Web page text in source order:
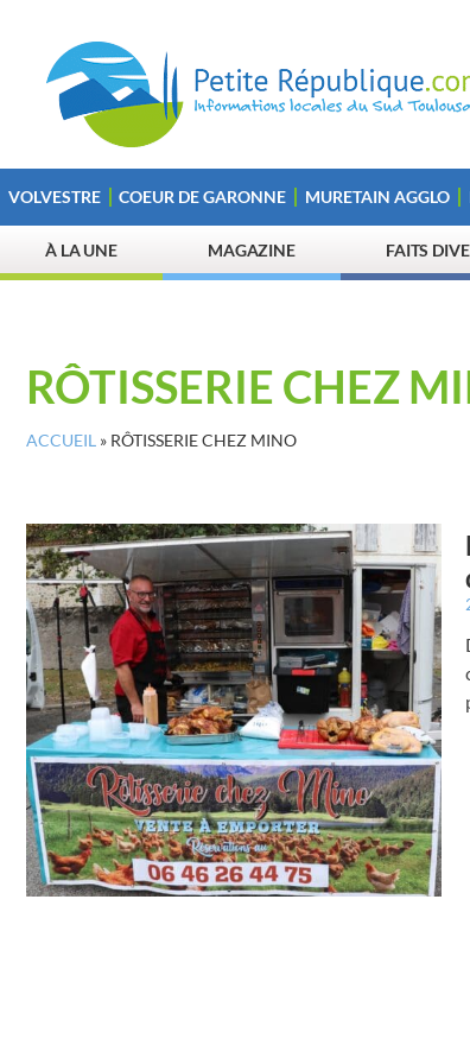
VOLVESTRE COEUR DE GARONNE MURETAIN AGGLO
À LA UNE MAGAZINE FAITS
RÔTISSERIE CHEZ
ACCUEIL » RÔTISSERIE CHEZ MINO